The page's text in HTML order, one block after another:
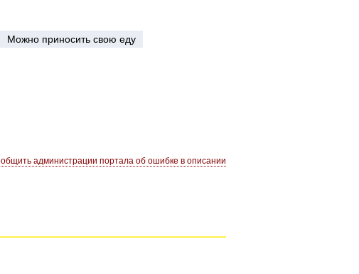
Можно приносить свою еду
администрации портала об ошибке в описании